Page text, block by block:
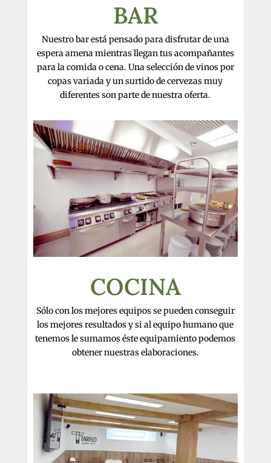
BAR
Nuestro bar está pensado para disfrutar de una
espera amena mientras llegan tus acompañantes
para la comida o cena. Una selección de vinos por
copas variada y un surtido de cervezas muy
diferentes son parte de nuestra oferta.
COCINA
Sólo con los mejores equipos se pueden conseguir
los mejores resultados y si al equipo humano que
tenemos le sumamos éste equipamiento podemos
obtener nuestras elaboraciones.